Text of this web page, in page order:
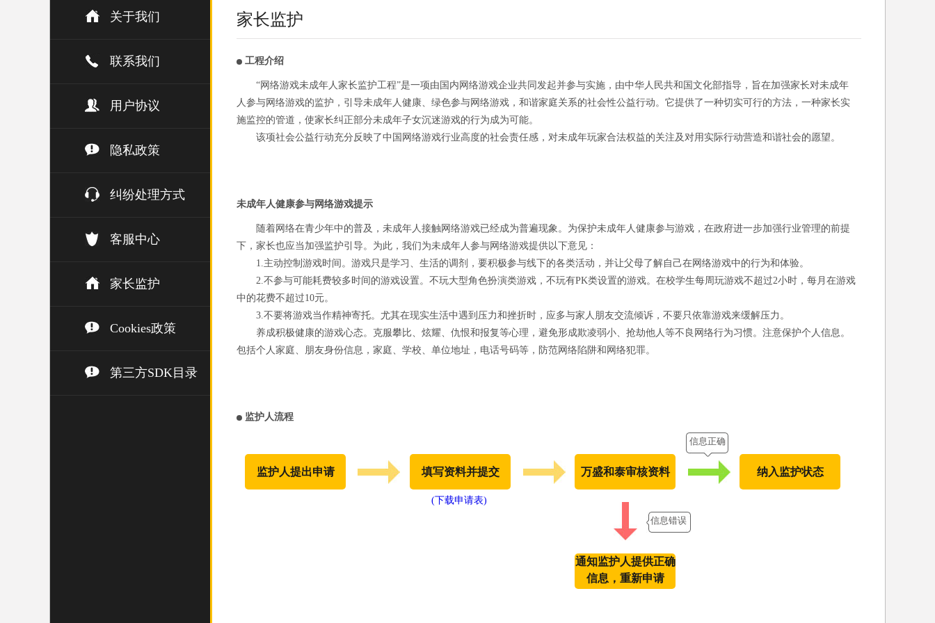
关于我们
联系我们
用户协议
隐私政策
纠纷处理方式
客服中心
家长监护
Cookies政策
第三方SDK目录
家长监护
工程介绍
“网络游戏未成年人家长监护工程”是一项由国内网络游戏企业共同发起并参与实施，由中华人民共和国文化部指导，旨在加强家长对未成年
人参与网络游戏的监护，引导未成年人健康、绿色参与网络游戏，和谐家庭关系的社会性公益行动。它提供了一种切实可行的方法，一种家长实
施监控的管道，使家长纠正部分未成年子女沉迷游戏的行为成为可能。
该项社会公益行动充分反映了中国网络游戏行业高度的社会责任感，对未成年玩家合法权益的关注及对用实际行动营造和谐社会的愿望。
未成年人健康参与网络游戏提示
随着网络在青少年中的普及，未成年人接触网络游戏已经成为普遍现象。为保护未成年人健康参与游戏，在政府进一步加强行业管理的前提
下，家长也应当加强监护引导。为此，我们为未成年人参与网络游戏提供以下意见：
1.主动控制游戏时间。游戏只是学习、生活的调剂，要积极参与线下的各类活动，并让父母了解自己在网络游戏中的行为和体验。
2.不参与可能耗费较多时间的游戏设置。不玩大型角色扮演类游戏，不玩有PK类设置的游戏。在校学生每周玩游戏不超过2小时，每月在游戏
中的花费不超过10元。
3.不要将游戏当作精神寄托。尤其在现实生活中遇到压力和挫折时，应多与家人朋友交流倾诉，不要只依靠游戏来缓解压力。
养成积极健康的游戏心态。克服攀比、炫耀、仇恨和报复等心理，避免形成欺凌弱小、抢劫他人等不良网络行为习惯。注意保护个人信息。
包括个人家庭、朋友身份信息，家庭、学校、单位地址，电话号码等，防范网络陷阱和网络犯罪。
监护人流程
监护人提出申请 填写资料并提交 万盛和泰审核资料 纳入监护状态
通知监护人提供正确
信息，重新申请
信息正确
信息错误
(下载申请表)